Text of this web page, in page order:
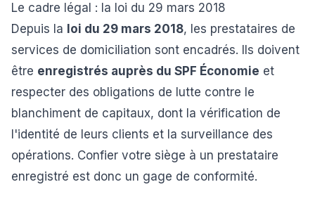
Le cadre légal : la loi du 29 mars 2018
Depuis la loi du 29 mars 2018, les prestataires de
services de domiciliation sont encadrés. Ils doivent
être enregistrés auprès du SPF Économie et
respecter des obligations de lutte contre le
blanchiment de capitaux, dont la vérification de
l'identité de leurs clients et la surveillance des
opérations. Confier votre siège à un prestataire
enregistré est donc un gage de conformité.